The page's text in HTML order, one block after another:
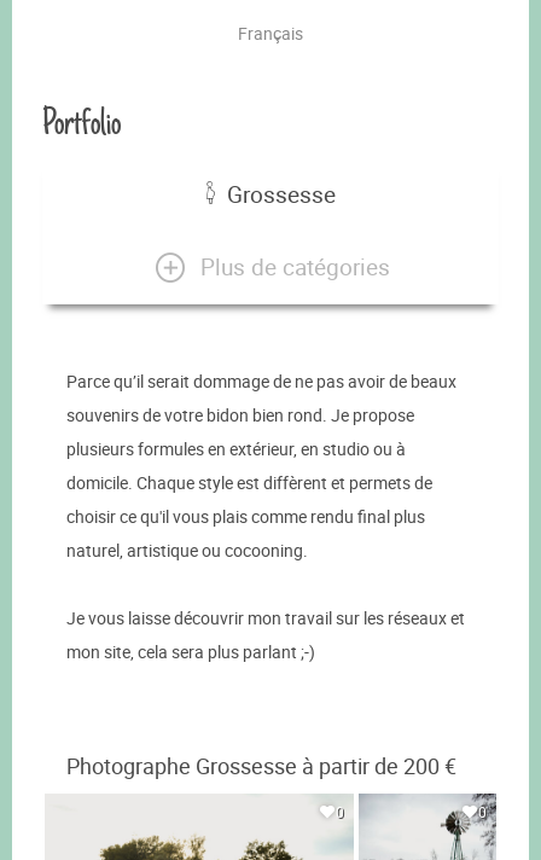
Français
Portfolio
Grossesse
Plus de catégories
Parce qu’il serait dommage de ne pas avoir de beaux
souvenirs de votre bidon bien rond. Je propose
plusieurs formules en extérieur, en studio ou à
domicile. Chaque style est diffèrent et permets de
choisir ce qu'il vous plais comme rendu final plus
naturel, artistique ou cocooning.
Je vous laisse découvrir mon travail sur les réseaux et
mon site, cela sera plus parlant ;-)
Photographe Grossesse à partir de 200 €
0 0